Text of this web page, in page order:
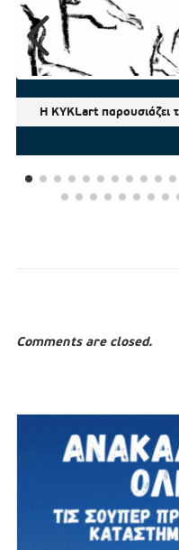
Η KYKLart παρουσιάζει
Comments are closed.